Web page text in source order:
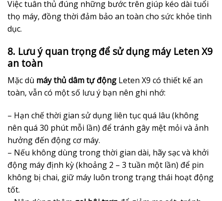
Việc tuân thủ đúng những bước trên giúp kéo dài tuổi
thọ máy, đồng thời đảm bảo an toàn cho sức khỏe tình
dục.
8. Lưu ý quan trọng để sử dụng máy Leten X9
an toàn
Mặc dù máy thủ dâm tự động Leten X9 có thiết kế an
toàn, vẫn có một số lưu ý bạn nên ghi nhớ:
– Hạn chế thời gian sử dụng liên tục quá lâu (không
nên quá 30 phút mỗi lần) để tránh gây mệt mỏi và ảnh
hưởng đến động cơ máy.
– Nếu không dùng trong thời gian dài, hãy sạc và khởi
động máy định kỳ (khoảng 2 – 3 tuần một lần) để pin
không bị chai, giữ máy luôn trong trạng thái hoạt động
tốt.